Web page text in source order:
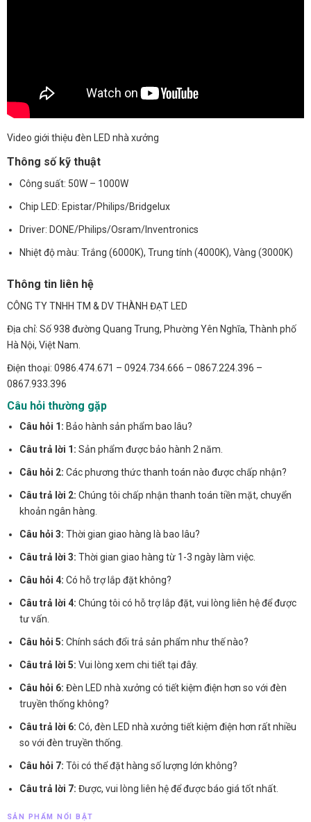
Video giới thiệu đèn LED nhà xưởng
Thông số kỹ thuật
Công suất: 50W – 1000W
Chip LED: Epistar/Philips/Bridgelux
Driver: DONE/Philips/Osram/Inventronics
Nhiệt độ màu: Trắng (6000K), Trung tính (4000K), Vàng (3000K)
Thông tin liên hệ
CÔNG TY TNHH TM & DV THÀNH ĐẠT LED
Địa chỉ: Số 938 đường Quang Trung, Phường Yên Nghĩa, Thành phố
Hà Nội, Việt Nam.
Điện thoại: 0986.474.671 – 0924.734.666 – 0867.224.396 –
0867.933.396
Câu hỏi thường gặp
Câu hỏi 1: Bảo hành sản phẩm bao lâu?
Câu trả lời 1: Sản phẩm được bảo hành 2 năm.
Câu hỏi 2: Các phương thức thanh toán nào được chấp nhận?
Câu trả lời 2: Chúng tôi chấp nhận thanh toán tiền mặt, chuyển
khoản ngân hàng.
Câu hỏi 3: Thời gian giao hàng là bao lâu?
Câu trả lời 3: Thời gian giao hàng từ 1-3 ngày làm việc.
Câu hỏi 4: Có hỗ trợ lắp đặt không?
Câu trả lời 4: Chúng tôi có hỗ trợ lắp đặt, vui lòng liên hệ để được
tư vấn.
Câu hỏi 5: Chính sách đổi trả sản phẩm như thế nào?
Câu trả lời 5: Vui lòng xem chi tiết tại đây.
Câu hỏi 6: Đèn LED nhà xưởng có tiết kiệm điện hơn so với đèn
truyền thống không?
Câu trả lời 6: Có, đèn LED nhà xưởng tiết kiệm điện hơn rất nhiều
so với đèn truyền thống.
Câu hỏi 7: Tôi có thể đặt hàng số lượng lớn không?
Câu trả lời 7: Được, vui lòng liên hệ để được báo giá tốt nhất.
SẢN PHẨM NỔI BẬT